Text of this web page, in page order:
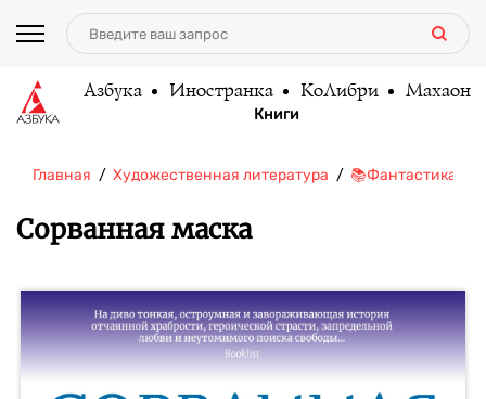
Азбука Иностранка КоЛибри Махаон
Книги
Главная Художественная литература 📚Фантастика/
Сорванная маска